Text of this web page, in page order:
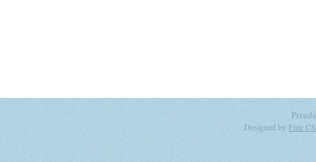
Designed by Free